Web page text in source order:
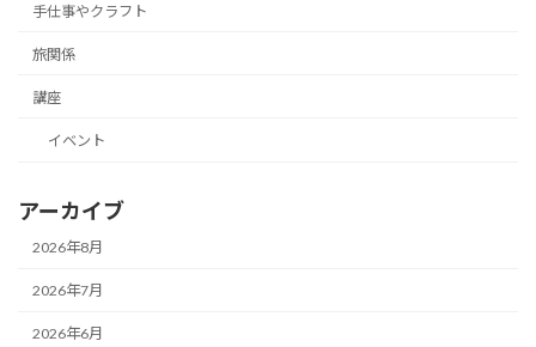
手仕事やクラフト
旅関係
講座
イベント
アーカイブ
2026年8月
2026年7月
2026年6月